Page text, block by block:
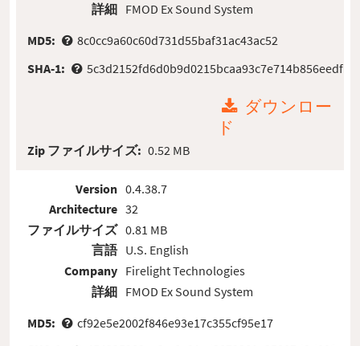
詳細 FMOD Ex Sound System
MD5:
8c0cc9a60c60d731d55baf31ac43ac52
SHA-1:
5c3d2152fd6d0b9d0215bcaa93c7e714b856eedf
ダウンロー
ド
Zip ファイルサイズ: 0.52 MB
Version
Architecture
ファイルサイズ
言語
Company
詳細
0.4.38.7
32
0.81 MB
U.S. English
Firelight Technologies
FMOD Ex Sound System
MD5:
cf92e5e2002f846e93e17c355cf95e17